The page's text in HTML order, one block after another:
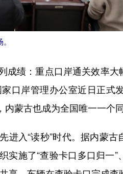
绩：重点口岸通关效率大
口岸管理办公室近日正式
蒙古也成为全国唯一一个
入“读秒”时代。据内蒙古
施了“查验卡口多口归一”